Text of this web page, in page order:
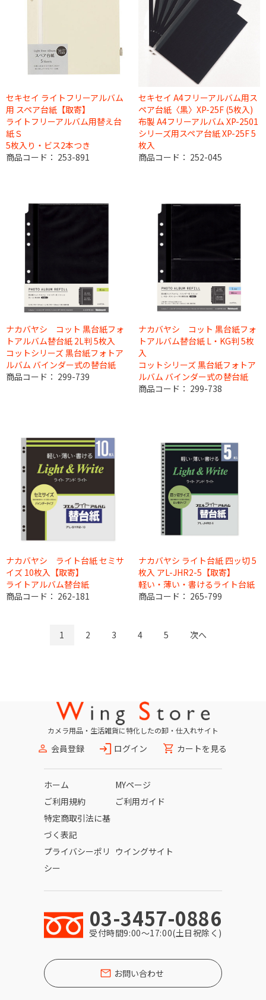
セキセイ ライトフリーアルバム
用 スペア台紙【取寄】
ライトフリーアルバム用替え台
紙Ｓ
5枚入り・ビス2本つき
商品コード： 253-891
セキセイ A4フリーアルバム用ス
ペア台紙〈黒〉XP-25F (5枚入)
布製 A4フリーアルバム XP-2501
シリーズ用スペア台紙 XP-25F 5
枚入
商品コード： 252-045
ナカバヤシ コット 黒台紙フォ
トアルバム替台紙 2L判 5枚入
コットシリーズ 黒台紙フォトア
ルバム バインダー式の替台紙
商品コード： 299-739
ナカバヤシ コット 黒台紙フォ
トアルバム替台紙 L・KG判 5枚
入
コットシリーズ 黒台紙フォトア
ルバム バインダー式の替台紙
商品コード： 299-738
ナカバヤシ ライト台紙 セミサ
イズ 10枚入【取寄】
ライトアルバム替台紙
商品コード： 262-181
ナカバヤシ ライト台紙 四ッ切 5
枚入 アL-JHR2-5【取寄】
軽い・薄い・書けるライト台紙
商品コード： 265-799
1 2 3 4 5 次へ
カメラ用品・生活雑貨に特化したの卸・仕入れサイト
会員登録 ログイン カートを見る
03-3457-0886
受付時間9:00〜17:00(土日祝除く)
お問い合わせ
ホーム
MYページ
ご利用規約
ご利用ガイド
特定商取引法に基
づく表記
プライバシーポリ
シー
ウイングサイト